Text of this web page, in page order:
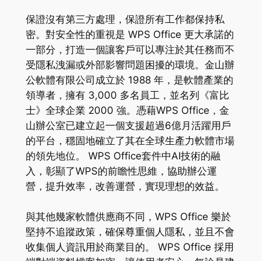
保證沒有第三方處理，保證所有工作都保持私
密。對安全性的重視是 WPS Office 更大承諾的
一部分，打造一個讓客戶可以專注於其任務而不
受隱私洩漏或外部影響問題困擾的環境。金山辦
公軟體有限公司成立於 1988 年，是軟體產業的
領導者，擁有 3,000 多名員工，並名列《富比
士》全球企業 2000 強。憑藉WPS Office，金
山辦公室已建立起一個支援超過6億月活躍用戶
的平台，穩固地確立了其在全球生產力軟體市場
的領先地位。 WPS Office套件中AI技術的融
入，彰顯了WPS的前瞻性思維，協助辦公運
營，提升效率，改善運營，實現理想的效益。
與其他幾家軟體供應商不同，WPS Office 樂於
堅持不追蹤政策，確保尊重個人隱私，並且不會
收集個人資訊用於商業目的。 WPS Office 採用